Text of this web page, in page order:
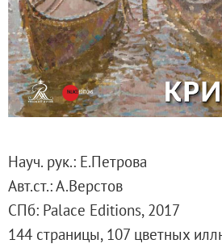
Русское
Русское
Будущие выставки
Выездные выставки
Садко
Архив выставок
Степан Эрьзя –
Эпоха
Архип Куинджи.
Науч. рук.: Е.Петрова
Авт.ст.: А.Верстов
СПб: Palace Editions, 2017
144 страницы, 107 цветных